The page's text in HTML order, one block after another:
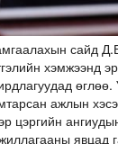
сайд
хэмжээнд
ажлын
цэргийн
явцад